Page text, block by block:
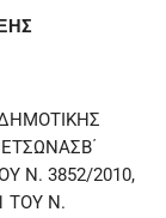
Ν. 3852/2010,
ΤΟΥ Ν.